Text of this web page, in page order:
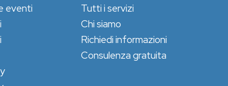
eventi
Tutti i servizi
Chi siamo
Richiedi informazioni
Consulenza gratuita